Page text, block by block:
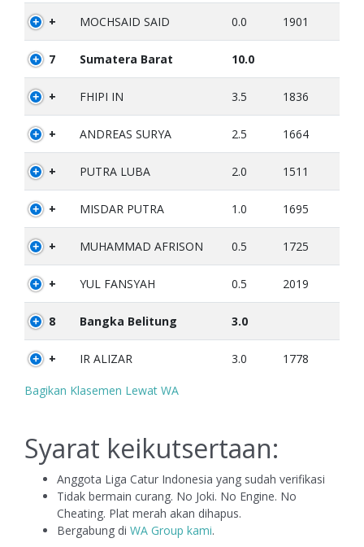
+ MOCHSAID SAID 0.0 1901
7 Sumatera Barat 10.0
+ FHIPI IN 3.5 1836
+ ANDREAS SURYA 2.5 1664
+ PUTRA LUBA 2.0 1511
+ MISDAR PUTRA 1.0 1695
+ MUHAMMAD AFRISON 0.5 1725
+ YUL FANSYAH 0.5 2019
8 Bangka Belitung 3.0
+ IR ALIZAR 3.0 1778
Bagikan Klasemen Lewat WA
Syarat keikutsertaan:
Anggota Liga Catur Indonesia yang sudah verifikasi
Tidak bermain curang. No Joki. No Engine. No
Cheating. Plat merah akan dihapus.
Bergabung di WA Group kami.